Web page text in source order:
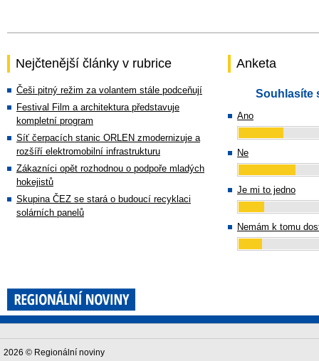
Nejčtenější články v rubrice
Češi pitný režim za volantem stále podceňují
Festival Film a architektura představuje
kompletní program
Síť čerpacích stanic ORLEN zmodernizuje a
rozšíří elektromobilní infrastrukturu
Zákazníci opět rozhodnou o podpoře mladých
hokejistů
Skupina ČEZ se stará o budoucí recyklaci
solárních panelů
Anketa
Souhlasíte
Ano
Ne
Je mi to jedno
Nemám k tomu
2026 © Regionální noviny